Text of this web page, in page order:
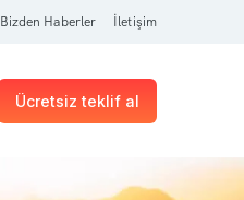
Bizden Haberler İletişim
Ücretsiz teklif al